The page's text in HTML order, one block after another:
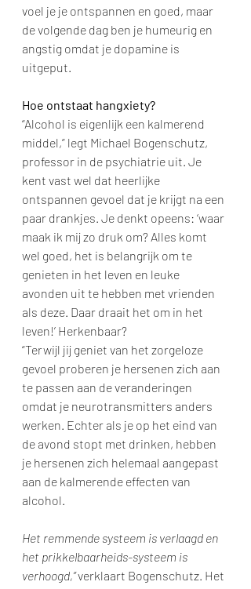
voel je je ontspannen en goed, maar
de volgende dag ben je humeurig en
angstig omdat je dopamine is
uitgeput.
Hoe ontstaat hangxiety?
“Alcohol is eigenlijk een kalmerend
middel,” legt Michael Bogenschutz,
professor in de psychiatrie uit. Je
kent vast wel dat heerlijke
ontspannen gevoel dat je krijgt na een
paar drankjes. Je denkt opeens: ‘waar
maak ik mij zo druk om? Alles komt
wel goed, het is belangrijk om te
genieten in het leven en leuke
avonden uit te hebben met vrienden
als deze. Daar draait het om in het
leven!’ Herkenbaar?
“Terwijl jij geniet van het zorgeloze
gevoel proberen je hersenen zich aan
te passen aan de veranderingen
omdat je neurotransmitters anders
werken. Echter als je op het eind van
de avond stopt met drinken, hebben
je hersenen zich helemaal aangepast
aan de kalmerende effecten van
alcohol.
Het remmende systeem is verlaagd en
het prikkelbaarheids-systeem is
verhoogd,” verklaart Bogenschutz. Het